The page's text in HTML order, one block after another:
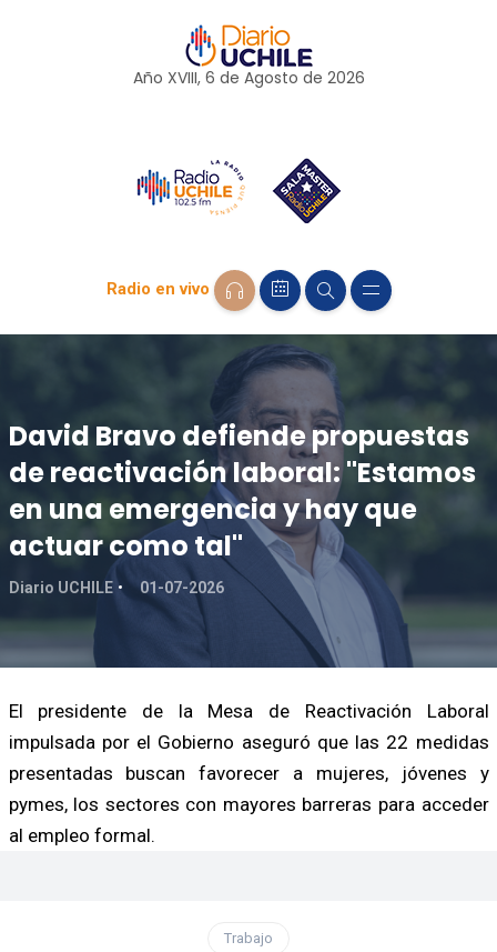
Año XVIII, 6 de Agosto de 2026
Radio en vivo
David Bravo defiende propuestas
de reactivación laboral: "Estamos
en una emergencia y hay que
actuar como tal"
Diario UCHILE 01-07-2026
El presidente de la Mesa de Reactivación Laboral
impulsada por el Gobierno aseguró que las 22 medidas
presentadas buscan favorecer a mujeres, jóvenes y
pymes, los sectores con mayores barreras para acceder
al empleo formal.
Trabajo